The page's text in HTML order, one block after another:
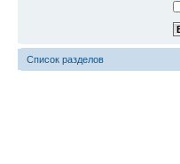
Список разделов